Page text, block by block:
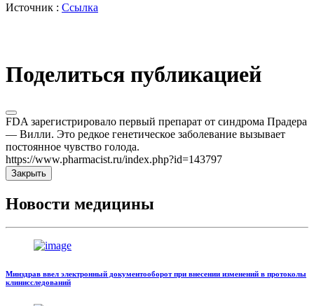
Источник : Ссылка
Поделиться публикацией
FDA зарегистрировало первый препарат от синдрома Прадера
— Вилли. Это редкое генетическое заболевание вызывает
постоянное чувство голода.
https://www.pharmacist.ru/index.php?id=143797
Закрыть
Новости медицины
Минздрав ввел электронный документооборот при внесении изменений в протоколы
клинисследований